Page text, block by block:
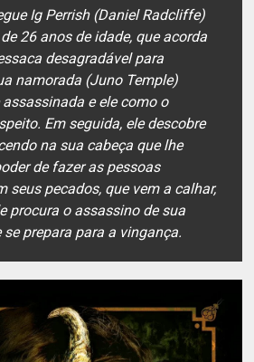
Ig Perrish (Daniel Radcliffe)
26 anos de idade, que acorda
desagradável para
namorada (Juno Temple)
e ele como o
Em seguida, ele descobre
na sua cabeça que lhe
de fazer as pessoas
seus pecados, que vem a calhar,
procura o assassino de sua
prepara para a vingança.